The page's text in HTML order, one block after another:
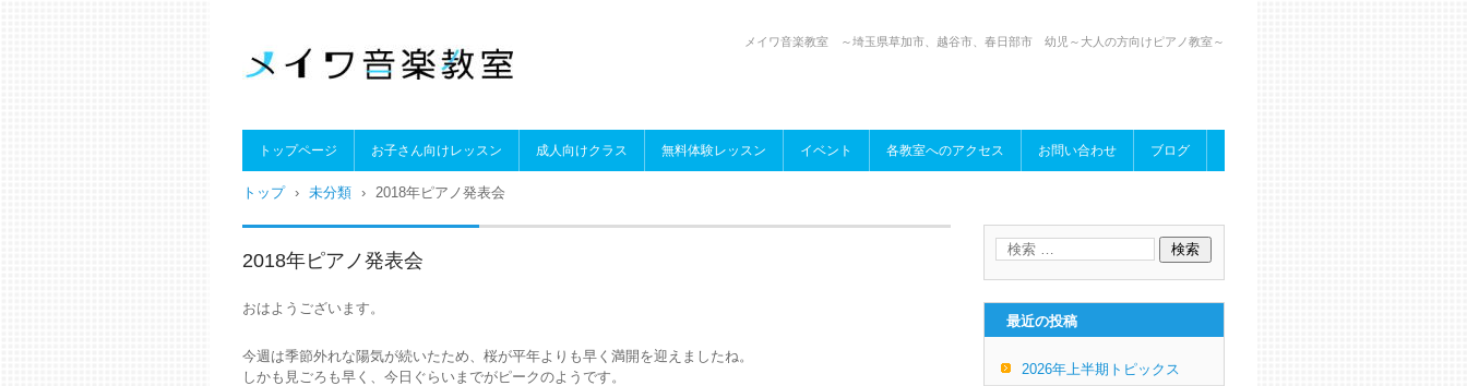
メイワ音楽教室 ～埼玉県草加市、越谷市、春日部市 幼児～大人の方向けピアノ教室～
トップページ お子さん向けレッスン 成人向けクラス 無料体験レッスン イベント 各教室へのアクセス お問い合わせ ブログ
トップ › 未分類 › 2018年ピアノ発表会
2018年ピアノ発表会
おはようございます。
今週は季節外れな陽気が続いたため、桜が平年よりも早く満開を迎えましたね。
しかも見ごろも早く、今日ぐらいまでがピークのようです。
最近の投稿
2026年上半期トピックス